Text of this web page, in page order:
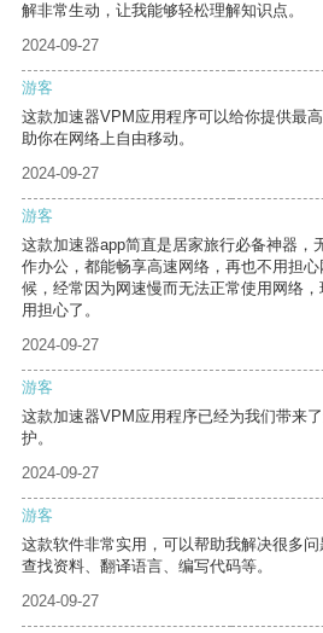
解非常生动，让我能够轻松理解知识点。
2024-09-27
游客
这款加速器VPM应用程序可以给你提供最
助你在网络上自由移动。
2024-09-27
游客
这款加速器app简直是居家旅行必备神器，
作办公，都能畅享高速网络，再也不用担
候，经常因为网速慢而无法正常使用网络
用担心了。
2024-09-27
游客
这款加速器VPM应用程序已经为我们带来
护。
2024-09-27
游客
这款软件非常实用，可以帮助我解决很多
查找资料、翻译语言、编写代码等。
2024-09-27